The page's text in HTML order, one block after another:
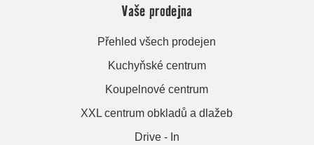
Vaše prodejna
Přehled všech prodejen
Kuchyňské centrum
Koupelnové centrum
XXL centrum obkladů a dlažeb
Drive - In